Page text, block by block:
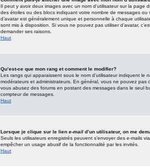
Il peut y avoir deux images avec un nom d’utilisateur sur la
des étoiles ou des blocs indiquant votre nombre de messages
d’avatar est généralement unique et personnelle à chaque
sont mis à disposition. Si vous ne pouvez pas utiliser d’avatar,
demander ses raisons.
Haut
Qu’est-ce que mon rang et comment le modifier?
Les rangs qui apparaissent sous le nom d’utilisateur indiquent
modérateurs et administrateurs. En général, vous ne pouvez pas
vous abusez des forums en postant des messages dans le seul
compteur de messages.
Haut
Lorsque je clique sur le lien e-mail d’un utilisateur, on me
Seuls les utilisateurs enregistrés peuvent s’envoyer des e-mails
empêcher un usage abusif de la fonctionnalité par les invités.
Haut